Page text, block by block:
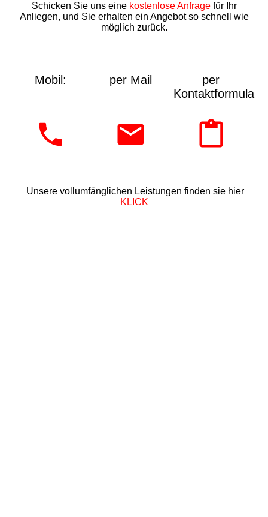
Schicken Sie uns eine kostenlose Anfragefür Ihr
Anliegen, und Sie erhalten ein Angebot so schnell wie
möglich zurück.
Mobil: per Mail
per
Kontaktformular:
Unsere vollumfänglichen Leistungen finden sie hier
KLICK